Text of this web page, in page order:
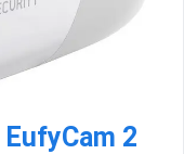
2